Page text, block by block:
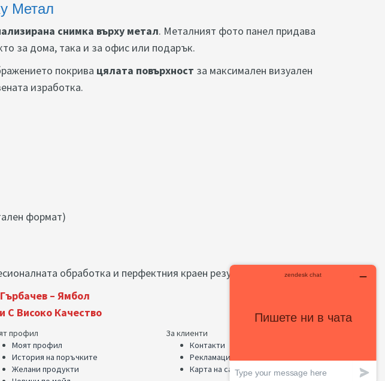
Метал
снимка върху метал. Металният фото панел придава
за дома, така и за офис или подарък.
покрива цялата повърхност за максимален визуален
изработка.
формат)
обработка и перфектния краен резултат.
– Ямбол
С Високо Качество
профил
Моят профил
История на поръчките
Желани продукти
За клиенти
Контакти
Рекламации
Карта на сайта